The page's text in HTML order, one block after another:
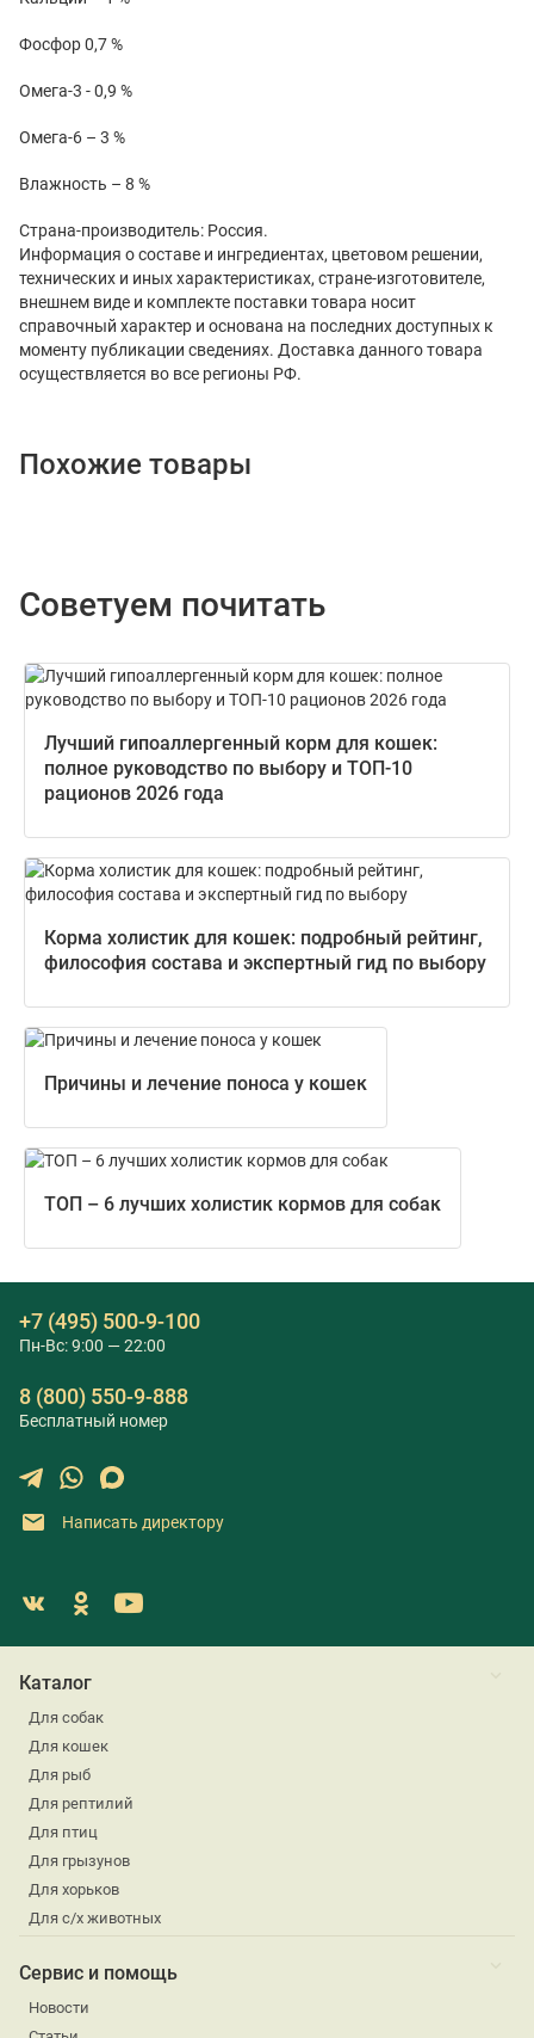
Фосфор 0,7 %
Омега-3 - 0,9 %
Омега-6 – 3 %
Влажность – 8 %
Страна-производитель: Россия.
Информация о составе и ингредиентах, цветовом решении,
технических и иных характеристиках, стране-изготовителе,
внешнем виде и комплекте поставки товара носит
справочный характер и основана на последних доступных к
моменту публикации сведениях. Доставка данного товара
осуществляется во все регионы РФ.
Похожие товары
Советуем почитать
Лучший гипоаллергенный корм для кошек:
полное руководство по выбору и ТОП-10
рационов 2026 года
Корма холистик для кошек: подробный рейтинг,
философия состава и экспертный гид по выбору
Причины и лечение поноса у кошек
ТОП – 6 лучших холистик кормов для собак
+7 (495) 500-9-100
Пн-Вс: 9:00 — 22:00
8 (800) 550-9-888
Бесплатный номер
Написать директору
Каталог
Для собак
Для кошек
Для рыб
Для рептилий
Для птиц
Для грызунов
Для хорьков
Для с/х животных
Сервис и помощь
Новости